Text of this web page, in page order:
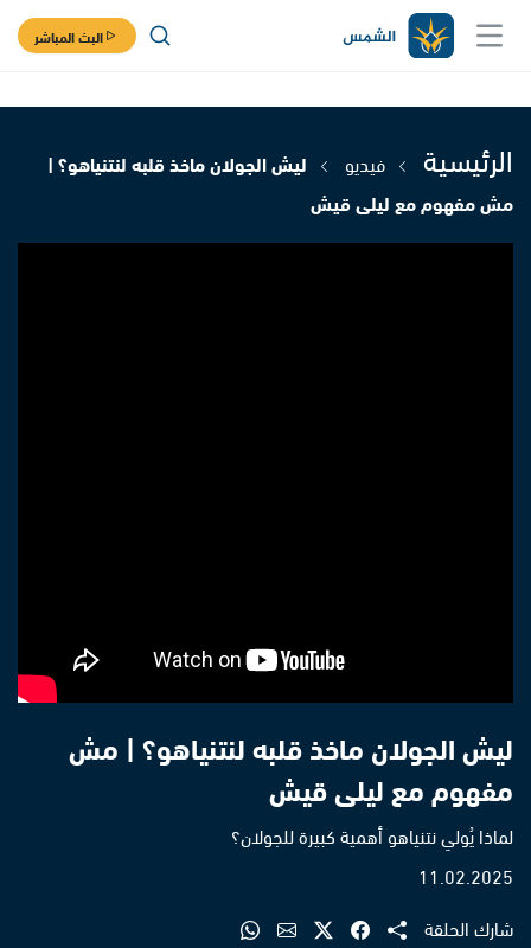
البث المباشر
الرئيسية فيديو
ليش الجولان ماخذ قلبه لنتنياهو؟ |
مش مفهوم مع ليلى قيش
ليش الجولان ماخذ قلبه لنتنياهو؟ | مش
مفهوم مع ليلى قيش
لماذا يُولي نتنياهو أهمية كبيرة للجولان؟
11.02.2025
شارك الحلقة